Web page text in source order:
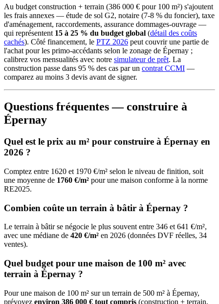
Au budget construction + terrain (386 000 € pour 100 m²) s'ajoutent
les frais annexes — étude de sol G2, notaire (7-8 % du foncier), taxe
d'aménagement, raccordements, assurance dommages-ouvrage —
qui représentent 15 à 25 % du budget global (détail des coûts
cachés). Côté financement, le PTZ 2026 peut couvrir une partie de
l'achat pour les primo-accédants selon le zonage de Épernay ;
calibrez vos mensualités avec notre simulateur de prêt. La
construction passe dans 95 % des cas par un contrat CCMI —
comparez au moins 3 devis avant de signer.
Questions fréquentes — construire à
Épernay
Quel est le prix au m² pour construire à Épernay en
2026 ?
Comptez entre 1620 et 1970 €/m² selon le niveau de finition, soit
une moyenne de 1760 €/m² pour une maison conforme à la norme
RE2025.
Combien coûte un terrain à bâtir à Épernay ?
Le terrain à bâtir se négocie le plus souvent entre 346 et 641 €/m²,
avec une médiane de 420 €/m² en 2026 (données DVF réelles, 34
ventes).
Quel budget pour une maison de 100 m² avec
terrain à Épernay ?
Pour une maison de 100 m² sur un terrain de 500 m² à Épernay,
prévoyez environ 386 000 € tout compris (construction + terrain,